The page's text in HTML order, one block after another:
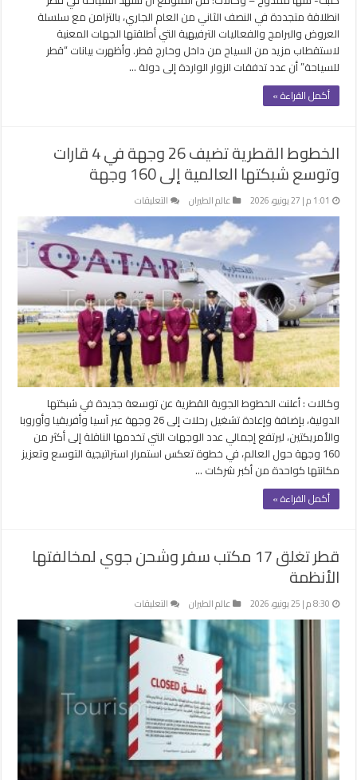
انطلاقة متجددة في النصف الثاني من العام الجاري، بالتزامن مع سلسلة
العروض والبرامج والفعاليات الترفيهية التي أطلقتها الجهات المعنية
لاستقطاب مزيد من السياح من داخل وخارج قطر. وأظهرت بيانات “قطر
للسياحة” أن عدد تدفقات الزوار الواردة إلى دولة …
أكمل القراءة »
الخطوط القطرية تضيف 26 وجهة في 4 قارات
وتوسع شبكتها العالمية إلى 160 وجهة
1:01 م | 27 يونيو، 2026 عالم الطيران التعليقات
الخطوط
القطرية
تضيف
26
وجهة
في
4
قارات
وتوسع
شبكتها
العالمية
إلى
160
وجهة
مغلقة
وكالات : أعلنت الخطوط الجوية القطرية عن توسعة جديدة في شبكتها
الدولية، بإضافة وإعادة تشغيل رحلات إلى 26 وجهة عبر آسيا وأفريقيا وأوروبا
والأمريكتين، ليرتفع إجمالي عدد الوجهات التي تخدمها الناقلة إلى أكثر من
160 وجهة حول العالم، في خطوة تعكس استمرار استراتيجية التوسع وتعزيز
مكانتها كواحدة من أكبر شركات …
أكمل القراءة »
قطر تغلق 17 مكتب سفر وشحن جوي لمخالفتها
الأنظمة
8:30 م | 25 يونيو، 2026 عالم الطيران التعليقات
قطر
تغلق
17
مكتب
سفر
وشحن
جوي
لمخالفتها
الأنظمة
مغلقة